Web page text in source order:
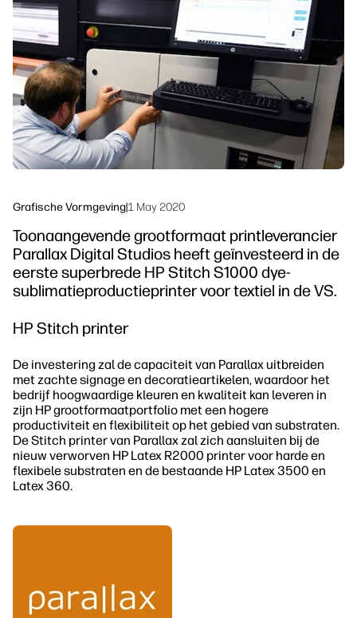
linkedInfacebook
Workflowoplossingen
Duurzaamheid
Grafische Vormgeving|1 May 2020
Toonaangevende grootformaat printleverancier
Parallax Digital Studios heeft geïnvesteerd in de
eerste superbrede HP Stitch S1000 dye-
sublimatieproductieprinter voor textiel in de VS.
HP Stitch printer
De investering zal de capaciteit van Parallax uitbreiden
met zachte signage en decoratieartikelen, waardoor het
bedrijf hoogwaardige kleuren en kwaliteit kan leveren in
zijn HP grootformaatportfolio met een hogere
productiviteit en flexibiliteit op het gebied van substraten.
De Stitch printer van Parallax zal zich aansluiten bij de
nieuw verworven HP Latex R2000 printer voor harde en
flexibele substraten en de bestaande HP Latex 3500 en
Latex 360.